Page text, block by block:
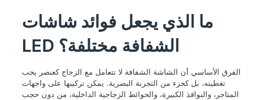
ما الذي يجعل فوائد شاشات
LED الشفافة مختلفة؟
الفرق الأساسي أن الشاشة الشفافة لا تتعامل مع الزجاج كعنصر يجب
تغطيته، بل كجزء من التجربة البصرية. يمكن تركيبها على واجهات
المتاجر، والنوافذ الكبيرة، والحوائط الزجاجية الداخلية، من دون حجب